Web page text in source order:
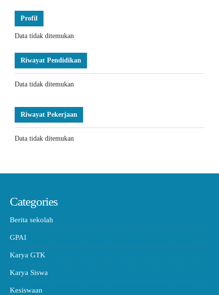
Profil
Data tidak ditemukan
Riwayat Pendidikan
Data tidak ditemukan
Riwayat Pekerjaan
Data tidak ditemukan
Categories
Berita sekolah
GPAI
Karya GTK
Karya Siswa
Kesiswaan